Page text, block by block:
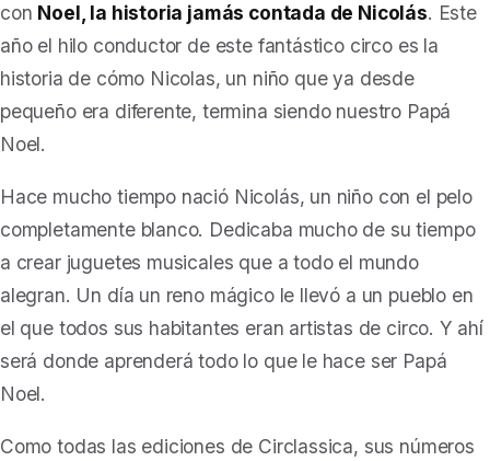
con Noel, la historia jamás contada de Nicolás. Este
año el hilo conductor de este fantástico circo es la
historia de cómo Nicolas, un niño que ya desde
pequeño era diferente, termina siendo nuestro Papá
Noel.
Hace mucho tiempo nació Nicolás, un niño con el pelo
completamente blanco. Dedicaba mucho de su tiempo
a crear juguetes musicales que a todo el mundo
alegran. Un día un reno mágico le llevó a un pueblo en
el que todos sus habitantes eran artistas de circo. Y ahí
será donde aprenderá todo lo que le hace ser Papá
Noel.
Como todas las ediciones de Circlassica, sus números